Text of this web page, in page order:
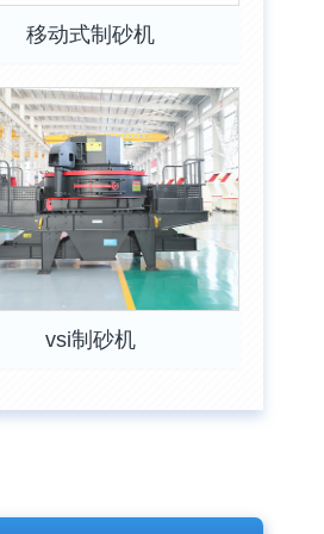
移动式制砂机
vsi制砂机